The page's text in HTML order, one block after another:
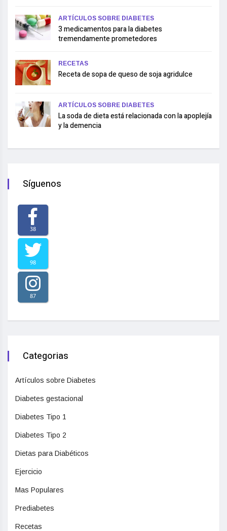
ARTÍCULOS SOBRE DIABETES
3 medicamentos para la diabetes
tremendamente prometedores
RECETAS
Receta de sopa de queso de soja agridulce
ARTÍCULOS SOBRE DIABETES
La soda de dieta está relacionada con la apoplejía
y la demencia
Síguenos
38
98
87
Categorias
Artículos sobre Diabetes
Diabetes gestacional
Diabetes Tipo 1
Diabetes Tipo 2
Dietas para Diabéticos
Ejercicio
Mas Populares
Prediabetes
Recetas